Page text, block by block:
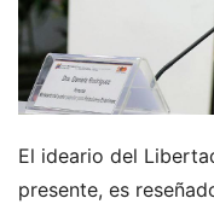
El ideario del
presente, es